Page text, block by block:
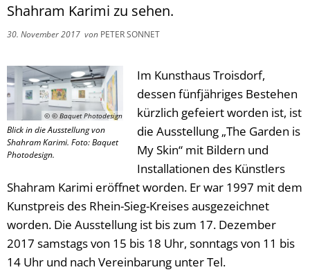
Shahram Karimi zu sehen.
30. November 2017 von PETER SONNET
© © Baquet Photodesign
Blick in die Ausstellung von
Shahram Karimi. Foto: Baquet
Photodesign.
Im Kunsthaus Troisdorf,
dessen fünfjähriges Bestehen
kürzlich gefeiert worden ist, ist
die Ausstellung „The Garden is
My Skin“ mit Bildern und
Installationen des Künstlers
Shahram Karimi eröffnet worden. Er war 1997 mit dem
Kunstpreis des Rhein-Sieg-Kreises ausgezeichnet
worden. Die Ausstellung ist bis zum 17. Dezember
2017 samstags von 15 bis 18 Uhr, sonntags von 11 bis
14 Uhr und nach Vereinbarung unter Tel.